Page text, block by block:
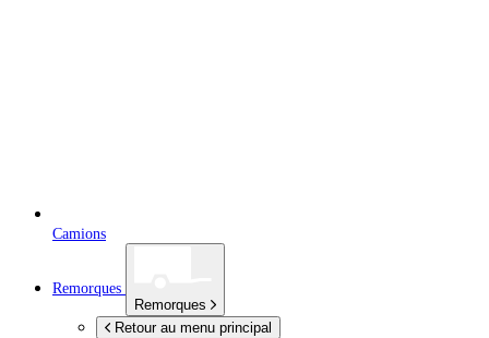
Camions
Remorques
Remorques
Retour au menu principal